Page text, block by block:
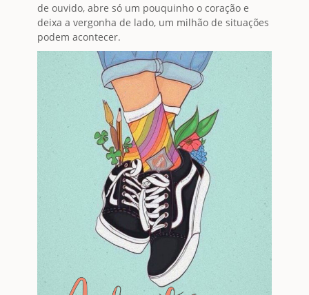
de ouvido, abre só um pouquinho o coração e
deixa a vergonha de lado, um milhão de situações
podem acontecer.